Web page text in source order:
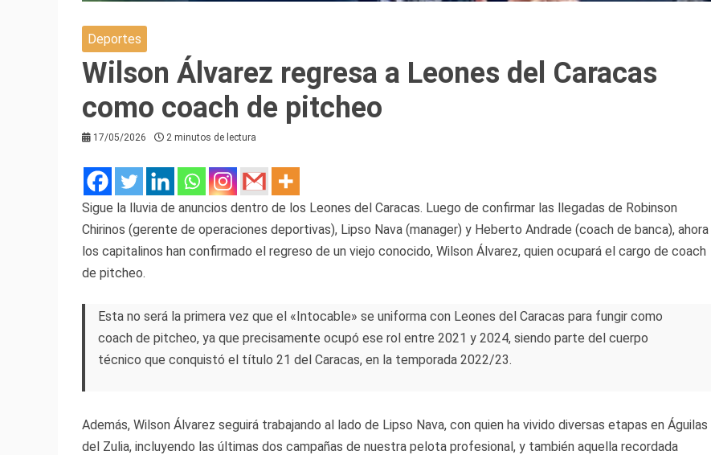
Deportes
Wilson Álvarez regresa a Leones del Caracas
como coach de pitcheo
17/05/2026 2 minutos de lectura
Sigue la lluvia de anuncios dentro de los Leones del Caracas. Luego de confirmar las llegadas de Robinson
Chirinos (gerente de operaciones deportivas), Lipso Nava (manager) y Heberto Andrade (coach de banca), ahora
los capitalinos han confirmado el regreso de un viejo conocido, Wilson Álvarez, quien ocupará el cargo de coach
de pitcheo.
Esta no será la primera vez que el «Intocable» se uniforma con Leones del Caracas para fungir como
coach de pitcheo, ya que precisamente ocupó ese rol entre 2021 y 2024, siendo parte del cuerpo
técnico que conquistó el título 21 del Caracas, en la temporada 2022/23.
Además, Wilson Álvarez seguirá trabajando al lado de Lipso Nava, con quien ha vivido diversas etapas en Águilas
del Zulia, incluyendo las últimas dos campañas de nuestra pelota profesional, y también aquella recordada